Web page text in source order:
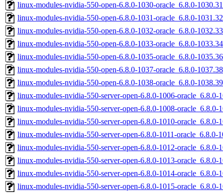
linux-modules-nvidia-550-open-6.8.0-1030-oracle_6.8.0-
linux-modules-nvidia-550-open-6.8.0-1031-oracle_6.8.0-
linux-modules-nvidia-550-open-6.8.0-1032-oracle_6.8.0-
linux-modules-nvidia-550-open-6.8.0-1033-oracle_6.8.0-
linux-modules-nvidia-550-open-6.8.0-1035-oracle_6.8.0-
linux-modules-nvidia-550-open-6.8.0-1037-oracle_6.8.0-
linux-modules-nvidia-550-open-6.8.0-1038-oracle_6.8.0-
linux-modules-nvidia-550-server-open-6.8.0-1006-oracle_6.8.0-
linux-modules-nvidia-550-server-open-6.8.0-1008-oracle_6.8.0-
linux-modules-nvidia-550-server-open-6.8.0-1010-oracle_6.8.0-
linux-modules-nvidia-550-server-open-6.8.0-1011-oracle_6.8.0-
linux-modules-nvidia-550-server-open-6.8.0-1012-oracle_6.8.0-
linux-modules-nvidia-550-server-open-6.8.0-1013-oracle_6.8.0-
linux-modules-nvidia-550-server-open-6.8.0-1014-oracle_6.8.0-
linux-modules-nvidia-550-server-open-6.8.0-1015-oracle_6.8.0-